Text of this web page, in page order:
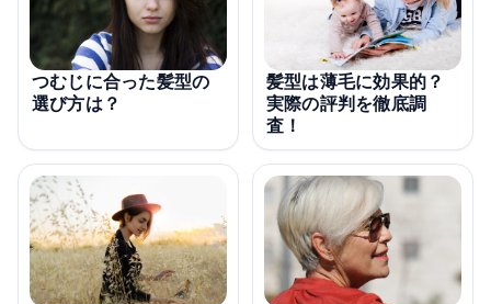
つむじに合った髪型の
選び方は？
髪型は薄毛に効果的？
実際の評判を徹底調
査！